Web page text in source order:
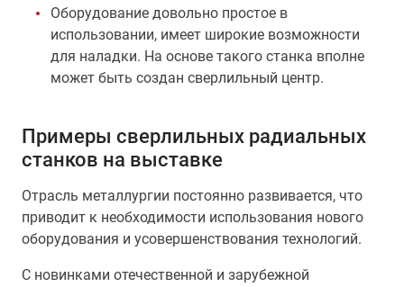
Оборудование довольно простое в
использовании, имеет широкие возможности
для наладки. На основе такого станка вполне
может быть создан сверлильный центр.
Примеры сверлильных радиальных
станков на выставке
Отрасль металлургии постоянно развивается, что
приводит к необходимости использования нового
оборудования и усовершенствования технологий.
С новинками отечественной и зарубежной